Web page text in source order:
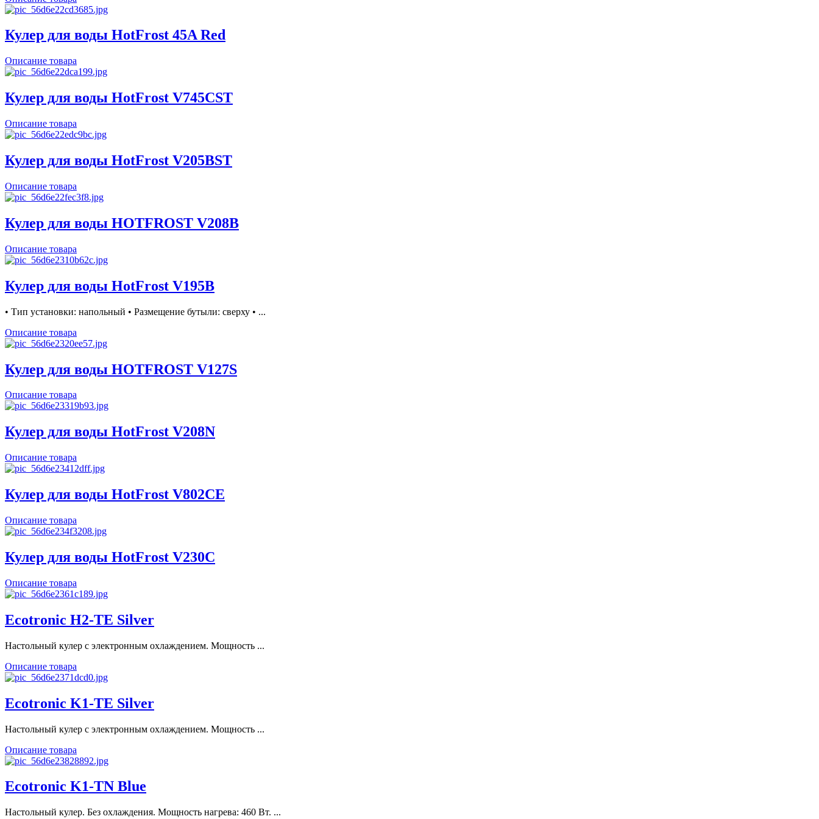
Кулер для воды HotFrost 45A Red
Описание товара
Кулер для воды HotFrost V745CST
Описание товара
Кулер для воды HotFrost V205BST
Описание товара
Кулер для воды HOTFROST V208B
Описание товара
Кулер для воды HotFrost V195B
• Тип установки: напольный • Размещение бутыли: сверху • ...
Описание товара
Кулер для воды HOTFROST V127S
Описание товара
Кулер для воды HotFrost V208N
Описание товара
Кулер для воды HotFrost V802CE
Описание товара
Кулер для воды HotFrost V230C
Описание товара
Ecotronic H2-TE Silver
Настольный кулер с электронным охлаждением. Мощность ...
Описание товара
Ecotronic K1-TE Silver
Настольный кулер с электронным охлаждением. Мощность ...
Описание товара
Ecotronic K1-TN Blue
Настольный кулер. Без охлаждения. Мощность нагрева: 460 Вт. ...